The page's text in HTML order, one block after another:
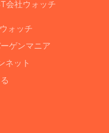
会社ウォッチ
ォッチ
ゲンマニア
ネット